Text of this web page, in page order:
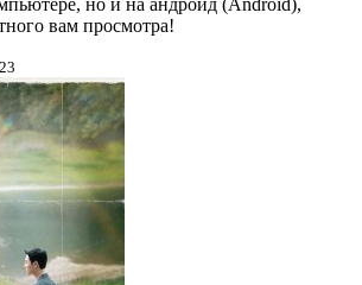
вам просмотра!